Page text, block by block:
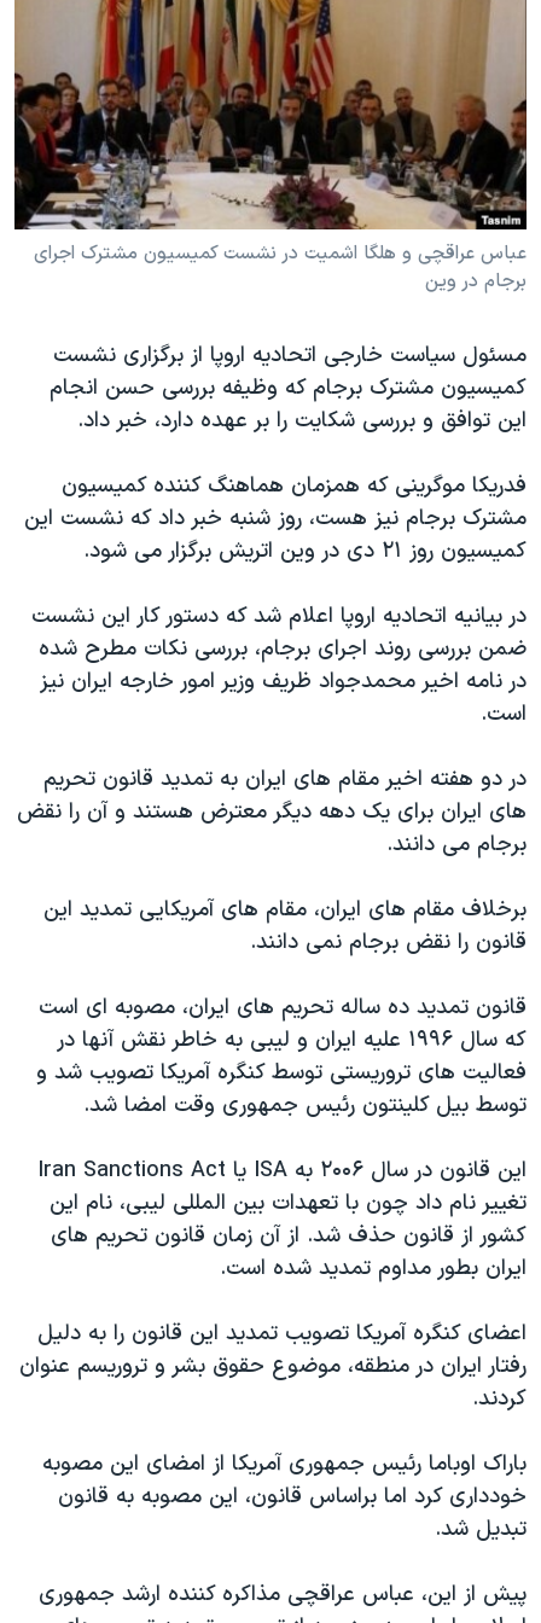
اقتصادی
علم و فناوری
اسرائیل در جنگ
گالری عکس
آرشیو پخش زنده
انتخابات ریاست جمهوری آمریکا ۲۰۲۴
حمله جمهوری اسلامی به اسرائیل
رمز مهسا
ورزش زنان در ایران
اعتراضات زن، زندگی، آزادی
مجموعه مستندهای دادخواهی
دادگاه حمید نوری
چهل سال گروگان‌گیری
اعتراضات مردمی آبان ۹۸
اسرائیل در جنگ
همایش محافظه‌کاران آمریکا «سی‌پک»
صفحه‌های ویژه
سفر پرزیدنت ترامپ به چین
زبانهای مختلف
عباس عراقچی و هلگا اشمیت در نشست کمیسیون مشترک اجرای
برجام در وین
مسئول سیاست خارجی اتحادیه اروپا از برگزاری نشست
کمیسیون مشترک برجام که وظیفه بررسی حسن انجام
این توافق و بررسی شکایت را بر عهده دارد، خبر داد.
فدریکا موگرینی که همزمان هماهنگ کننده کمیسیون
مشترک برجام نیز هست، روز شنبه خبر داد که نشست این
کمیسیون روز ۲۱ دی در وین اتریش برگزار می شود.
در بیانیه اتحادیه اروپا اعلام شد که دستور کار این نشست
ضمن بررسی روند اجرای برجام، بررسی نکات مطرح شده
در نامه اخیر محمدجواد ظریف وزیر امور خارجه ایران نیز
است.
در دو هفته اخیر مقام های ایران به تمدید قانون تحریم
های ایران برای یک دهه دیگر معترض هستند و آن را نقض
برجام می دانند.
برخلاف مقام های ایران، مقام های آمریکایی تمدید این
قانون را نقض برجام نمی دانند.
قانون تمدید ده ساله تحریم های ایران، مصوبه ای است
که سال ۱۹۹۶ علیه ایران و لیبی به خاطر نقش آنها در
فعالیت های تروریستی توسط کنگره آمریکا تصویب شد و
توسط بیل کلینتون رئیس جمهوری وقت امضا شد.
این قانون در سال ۲۰۰۶ به ISA یا Iran Sanctions Act
تغییر نام داد چون با تعهدات بین المللی لیبی، نام این
کشور از قانون حذف شد. از آن زمان قانون تحریم های
ایران بطور مداوم تمدید شده است.
اعضای کنگره آمریکا تصویب تمدید این قانون را به دلیل
رفتار ایران در منطقه، موضوع حقوق بشر و تروریسم عنوان
کردند.
باراک اوباما رئیس جمهوری آمریکا از امضای این مصوبه
خودداری کرد اما براساس قانون، این مصوبه به قانون
تبدیل شد.
پیش از این، عباس عراقچی مذاکره کننده ارشد جمهوری